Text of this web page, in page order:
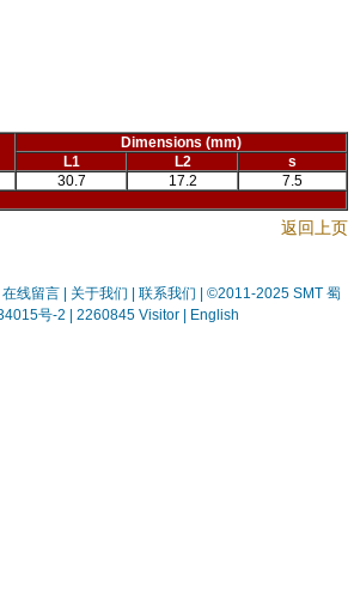
Dimensions (mm)
L1
L2
s
30.7 17.2 7.5
返回上页
| 在线留言 | 关于我们 | 联系我们 | ©2011-2025 SMT 蜀
号-2 | 2260845 Visitor | English